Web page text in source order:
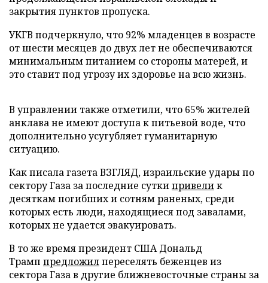
закрытия пунктов пропуска.
УКГВ подчеркнуло, что 92% младенцев в возрасте
от шести месяцев до двух лет не обеспечиваются
минимальным питанием со стороны матерей, и
это ставит под угрозу их здоровье на всю жизнь.
В управлении также отметили, что 65% жителей
анклава не имеют доступа к питьевой воде, что
дополнительно усугубляет гуманитарную
ситуацию.
Как писала газета ВЗГЛЯД, израильские удары по
сектору Газа за последние суткипривелик
десяткам погибших и сотням раненых, среди
которых есть люди, находящиеся под завалами,
которых не удается эвакуировать.
В то же время президент США Дональд
Трамп предложилпереселять беженцев из
сектора Газа в другие ближневосточные страны за